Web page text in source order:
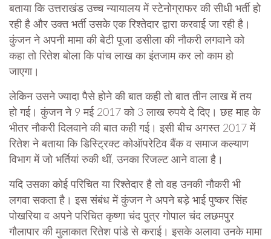
बताया कि उत्तराखंड उच्च न्यायालय में स्टेनोग्राफर की सीधी भर्ती हो
रही है और उक्त भर्ती उसके एक रिश्तेदार द्वारा करवाई जा रही है।
कुंजन ने अपनी मामा की बेटी पूजा डसीला की नौकरी लगवाने को
कहा तो रितेश बोला कि पांच लाख का इंतजाम कर लो काम हो
जाएगा।
लेकिन उसने ज्यादा पैसे होने की बात कही तो बात तीन लाख में तय
हो गई। कुंजन ने 9 मई 2017 को 3 लाख रुपये दे दिए। छह माह के
भीतर नौकरी दिलवाने की बात कही गई। इसी बीच अगस्त 2017 में
रितेश ने बताया कि डिस्ट्रिक्ट कोऑपरेटिव बैंक व समाज कल्याण
विभाग में जो भर्तियां रुकी थीं, उनका रिजल्ट आने वाला है।
यदि उसका कोई परिचित या रिश्तेदार है तो वह उनकी नौकरी भी
लगवा सकता है। इस संबंध में कुंजन ने अपने बड़े भाई पुष्कर सिंह
पोखरिया व अपने परिचित कृष्णा चंद पुत्र गोपाल चंद लछमपुर
गौलापार की मुलाकात रितेश पांडे से कराई। इसके अलावा उनके मामा